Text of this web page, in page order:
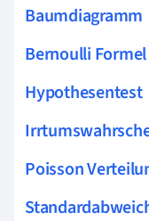
Baumdiagramm
Bernoulli Formel
Hypothesentest
Poisson